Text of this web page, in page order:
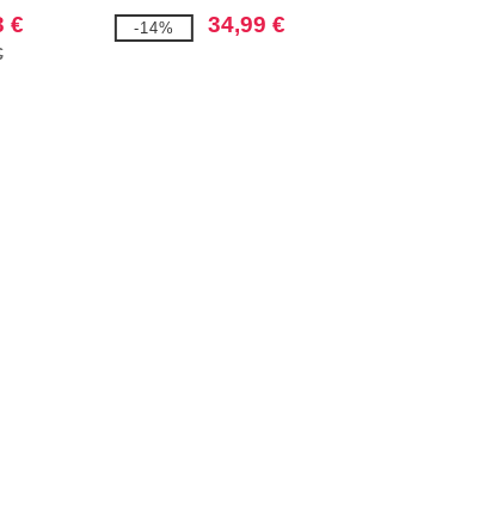
€ -14% 34,99 €